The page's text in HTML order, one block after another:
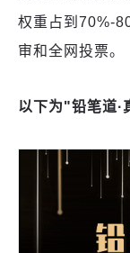
权重占到70%-
审和全网投票。
以下为"铅笔道·